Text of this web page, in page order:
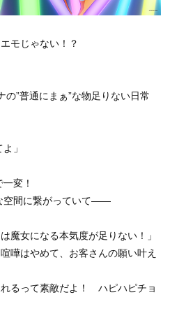
モじゃない！？
”普通にまぁ”な物足りない日常
」
変！
空間に繋がっていて――
魔女になる本気度が足りない！」
はやめて、お客さんの願い叶え
るって素敵だよ！ ハピハピチョ